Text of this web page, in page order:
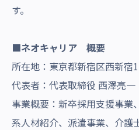
す。
■ネオキャリア 概要
所在地：東京都新宿区西新宿
代表者：代表取締役 西澤亮一
事業概要：新卒採用支援事業
系人材紹介、派遣事業、介護